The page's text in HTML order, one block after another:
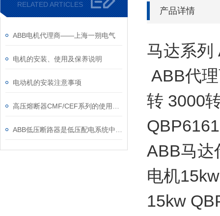
RELATED ARTICLES
ABB电机代理商——上海一朔电气
电机的安装、使用及保养说明
电动机的安装注意事项
产品详情
马达系
ABB代
转 3000
ABB马
电机
15kw